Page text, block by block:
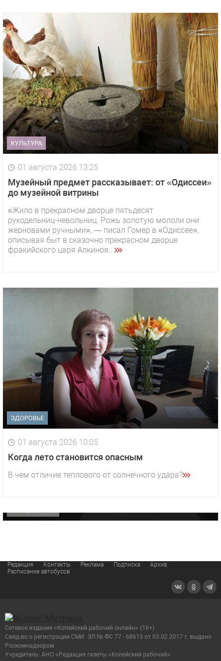
КУЛЬТУРА
01 августа 2026 13:25
Музейный предмет рассказывает: от «Одиссеи»
до музейной витрины
«Жило в прекрасном дворце пятьдесят
рукодельниц-невольниц. Рожь золотую мололи они
жерновами ручными», — писал Гомер в «Одиссее»,
описывая быт в сказочно прекрасном дворце
фракийского царя Алкиноя...
ЗДОРОВЬЕ
01 августа 2026 10:05
Когда лето становится опасным
В чем отличие теплового от солнечного удара?
«Звезда» Метрана стала главным героем нового
Редакция Контакты Реклама Подписка
Архив
Расписание автобусов
Сетевое издание «Копейский рабочий онлайн» (16+)
Cвид-во о регистрации СМИ: ЭЛ № ФС 77 - 68613 от 03.02.2017 г. выдано
Роскомнадзором
Учредитель: АНО «Редакция газеты «Копейский рабочий»